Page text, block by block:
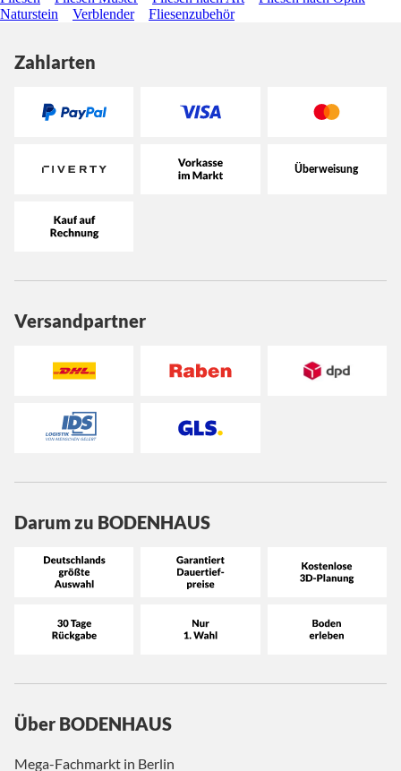
Naturstein
Verblender Fliesenzubehör
Zahlarten
Versandpartner
Darum zu BODENHAUS
Über BODENHAUS
Mega-Fachmarkt in Berlin